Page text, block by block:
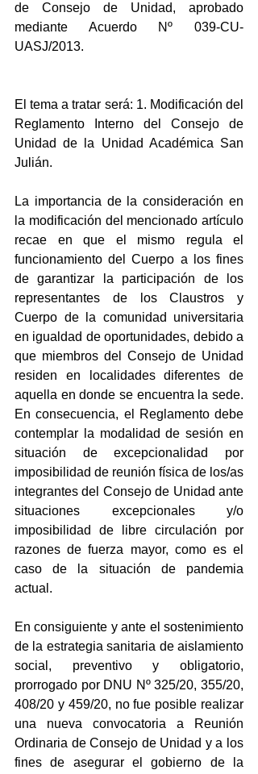
de Consejo de Unidad, aprobado
mediante Acuerdo Nº 039-CU-
UASJ/2013.
El tema a tratar será: 1. Modificación del
Reglamento Interno del Consejo de
Unidad de la Unidad Académica San
Julián.
La importancia de la consideración en
la modificación del mencionado artículo
recae en que el mismo regula el
funcionamiento del Cuerpo a los fines
de garantizar la participación de los
representantes de los Claustros y
Cuerpo de la comunidad universitaria
en igualdad de oportunidades, debido a
que miembros del Consejo de Unidad
residen en localidades diferentes de
aquella en donde se encuentra la sede.
En consecuencia, el Reglamento debe
contemplar la modalidad de sesión en
situación de excepcionalidad por
imposibilidad de reunión física de los/as
integrantes del Consejo de Unidad ante
situaciones excepcionales y/o
imposibilidad de libre circulación por
razones de fuerza mayor, como es el
caso de la situación de pandemia
actual.
En consiguiente y ante el sostenimiento
de la estrategia sanitaria de aislamiento
social, preventivo y obligatorio,
prorrogado por DNU Nº 325/20, 355/20,
408/20 y 459/20, no fue posible realizar
una nueva convocatoria a Reunión
Ordinaria de Consejo de Unidad y a los
fines de asegurar el gobierno de la